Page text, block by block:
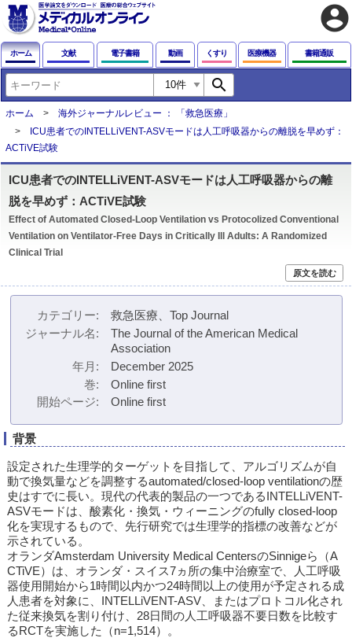
account_circle
ホーム 文献 電子書籍 動画 くすり 医療機器 書籍通販
search
ホーム
海外ジャーナルレビュー ： 「救急医療」
ICU患者でのINTELLiVENT-ASVモードは人工呼吸器からの離脱を早めず：
ACTiVE試験
ICU患者でのINTELLiVENT-ASVモードは人工呼吸器からの離
脱を早めず：ACTiVE試験
Effect of Automated Closed-Loop Ventilation vs Protocolized Conventional
Ventilation on Ventilator-Free Days in Critically Ill Adults: A Randomized
Clinical Trial
原文を読む
カテゴリー
救急医療、Top Journal
ジャーナル名
The Journal of the American Medical
Association
年月
December 2025
巻
Online first
開始ページ
Online first
背景
設定された生理学的ターゲットを目指して、アルゴリズムが自
動で換気量などを調整するautomated/closed-loop ventilationの歴
史はすでに長い。現代の代表的製品の一つであるINTELLiVENT-
ASVモードは、酸素化・換気・ウィーニングのfully closed-loop
化を実現するもので、先行研究では生理学的指標の改善などが
示されている。
オランダAmsterdam University Medical CentersのSinnigeら（A
CTiVE）は、オランダ・スイス7ヵ所の集中治療室で、人工呼吸
器使用開始から1時間以内かつ24時間以上の使用が予定される成
人患者を対象に、INTELLiVENT-ASV、またはプロトコル化され
た従来換気を割り付け、28日間の人工呼吸器不要日数を比較す
るRCTを実施した（n=1,514）。